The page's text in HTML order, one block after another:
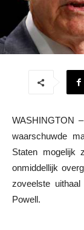
WASHINGTON
waarschuwde
Staten mogelijk
onmiddellijk
zoveelste
Powell.